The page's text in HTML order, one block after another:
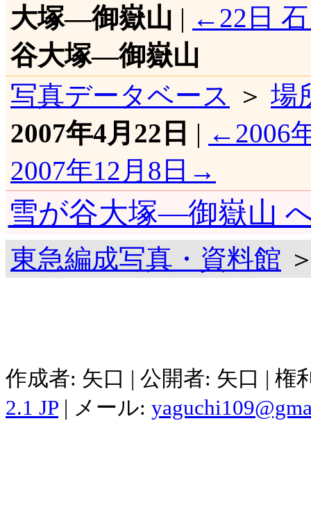
大塚―御嶽山 | ←22日
谷大塚―御嶽山
写真データベース
＞ 場
2007年4月22日 | ←2006
2007年12月8日→
雪が谷大塚―御嶽山
東急編成写真・資料館
作成者: 矢口 | 公開者: 矢口 |
2.1 JP | メール: